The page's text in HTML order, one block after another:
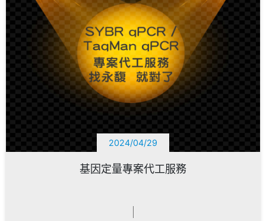
2024/04/29
基因定量專案代工服務